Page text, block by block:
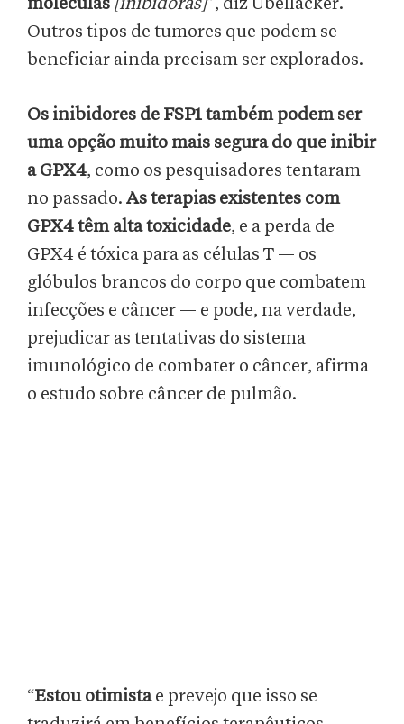
moléculas [inibidoras]”, diz Ubellacker.
Outros tipos de tumores que podem se
beneficiar ainda precisam ser explorados.
Os inibidores de FSP1 também podem ser
uma opção muito mais segura do que inibir
a GPX4, como os pesquisadores tentaram
no passado. As terapias existentes com
GPX4 têm alta toxicidade, e a perda de
GPX4 é tóxica para as células T — os
glóbulos brancos do corpo que combatem
infecções e câncer — e pode, na verdade,
prejudicar as tentativas do sistema
imunológico de combater o câncer, afirma
o estudo sobre câncer de pulmão.
“Estou otimistae prevejo que isso se